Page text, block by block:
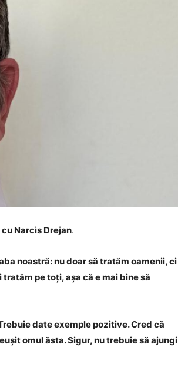
Narcis Drejan.
noastră: nu doar să tratăm oamenii, ci
pe toți, așa că e mai bine să
date exemple pozitive. Cred că
omul ăsta. Sigur, nu trebuie să ajungi